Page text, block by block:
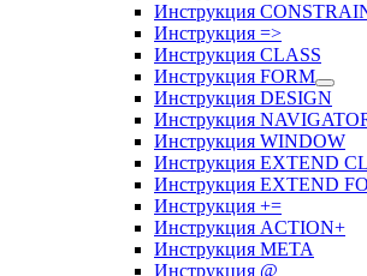
Инструкция
Инструкция =>
Инструкция CLASS
Инструкция FORM
Инструкция DESIGN
Инструкция
Инструкция WINDOW
Инструкция EXTEND
Инструкция EXTEND
Инструкция +=
Инструкция ACTION+
Инструкция META
Инструкция @